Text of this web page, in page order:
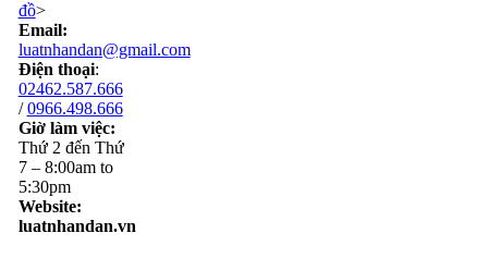
đồ>
Email:
luatnhandan@gmail.com
Điện thoại:
02462.587.666
/0966.498.666
Giờ làm việc:
Thứ 2 đến Thứ
7 – 8:00am to
5:30pm
Website:
luatnhandan.vn